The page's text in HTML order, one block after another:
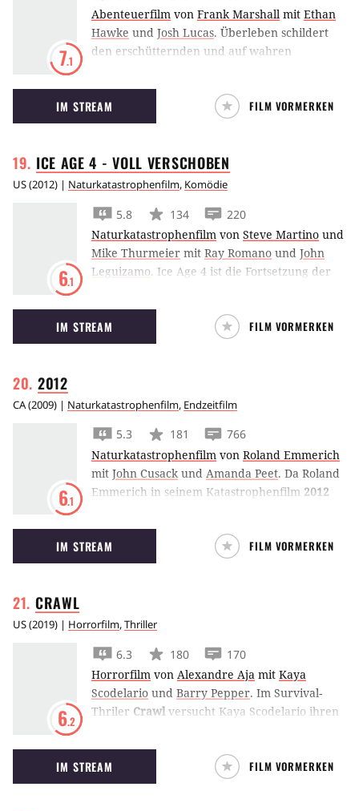
Burr und vielen anderen. Kann Hays sie auch
diesmal retten - und das ohne Koffein? Bitte
schnallen Sie sich an, für einen Flug, den Sie
7.1
Abenteuerfilm von Frank Marshall mit Ethan
Hawke und Josh Lucas. Überleben schildert
den erschütternden und auf wahren
Überlebender eines Flugzeugabsturzes über
den Anden.
IM STREAM FILM VORMERKEN
ICE AGE 4 - VOLL VERSCHOBEN
US(2012) | Naturkatastrophenfilm, Komödie
6.1
5.8 134
220
Naturkatastrophenfilm von Steve Martino und
Mike Thurmeier mit Ray Romano und John
Leguizamo. Ice Age 4 ist die Fortsetzung der
Hause Fox. Diesmal müssen sich die Eiszeit-
Freunde auf einem Eisberg ihrem ersten
Hochseeabenteuer stellen.
IM STREAM FILM VORMERKEN
2012
CA(2009) | Naturkatastrophenfilm, Endzeitfilm
6.1
5.3 181
766
Naturkatastrophenfilm von Roland Emmerich
mit John Cusack und Amanda Peet. Da Roland
Emmerich in seinem Katastrophenfilm 2012
Cusack sputen, um noch einen Platz auf einer
Arche zu ergattern.
IM STREAM FILM VORMERKEN
CRAWL
US(2019) | Horrorfilm,Thriller
6.2
6.3 180
170
Horrorfilm von Alexandre Aja mit Kaya
Scodelario und Barry Pepper. Im Survival-
Thriler Crawlversucht Kaya Scodelario ihren
gerät dabei aber ins Visier zweier hungriger
Alligatoren.
IM STREAM FILM VORMERKEN